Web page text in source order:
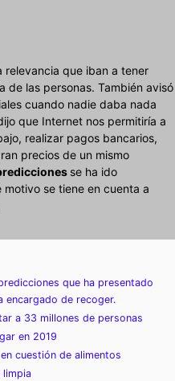
relevancia que iban a tener
de las personas. También avisó
cuando nadie daba nada
que Internet nos permitiría a
realizar pagos bancarios,
precios de un mismo
se ha ido
se tiene en cuenta a
que ha presentado
encargado de recoger.
a 33 millones de personas
en 2019
cuestión de alimentos
limpia